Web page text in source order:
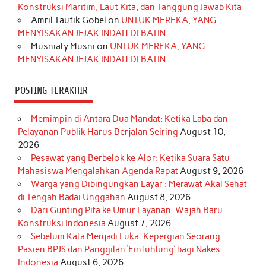
k
a
m
s
t
n
Konstruksi Maritim, Laut Kita, dan Tanggung Jawab Kita
Amril Taufik Gobel on UNTUK MEREKA, YANG
MENYISAKAN JEJAK INDAH DI BATIN
Musniaty Musni on UNTUK MEREKA, YANG
MENYISAKAN JEJAK INDAH DI BATIN
POSTING TERAKHIR
Memimpin di Antara Dua Mandat: Ketika Laba dan
Pelayanan Publik Harus Berjalan Seiring August 10,
2026
Pesawat yang Berbelok ke Alor: Ketika Suara Satu
Mahasiswa Mengalahkan Agenda RapatAugust 9, 2026
Warga yang Dibingungkan Layar : Merawat Akal Sehat
di Tengah Badai Unggahan August 8, 2026
Dari Gunting Pita ke Umur Layanan: Wajah Baru
Konstruksi Indonesia August 7, 2026
Sebelum Kata Menjadi Luka: Kepergian Seorang
Pasien BPJS dan Panggilan ‘Einfühlung’ bagi Nakes
Indonesia August 6, 2026